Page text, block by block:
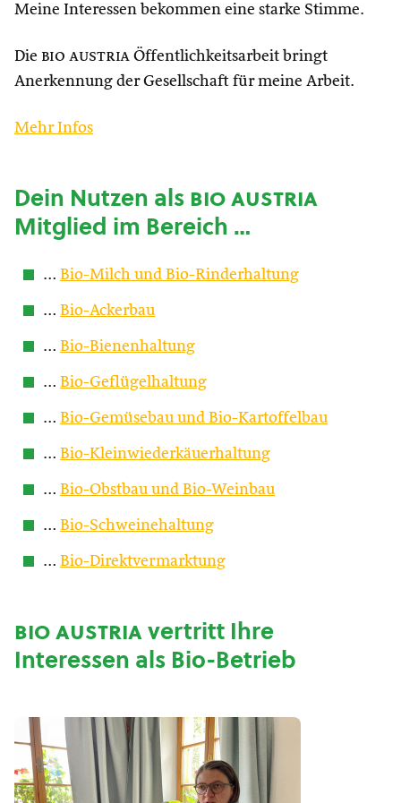
Meine Interessen bekommen eine starke Stimme.
Die bio austria Öffentlichkeitsarbeit bringt
Anerkennung der Gesellschaft für meine Arbeit.
Mehr Infos
Dein Nutzen alsbio austria
Mitglied im Bereich …
… Bio-Milch und Bio-Rinderhaltung
… Bio-Ackerbau
… Bio-Bienenhaltung
… Bio-Geflügelhaltung
… Bio-Gemüsebau und Bio-Kartoffelbau
… Bio-Kleinwiederkäuerhaltung
… Bio-Obstbau und Bio-Weinbau
… Bio-Schweinehaltung
… Bio-Direktvermarktung
bio austriavertritt Ihre
Interessen als Bio-Betrieb